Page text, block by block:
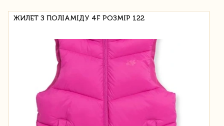
ЖИЛЕТ З ПОЛІАМІДУ 4F РОЗМІР 122